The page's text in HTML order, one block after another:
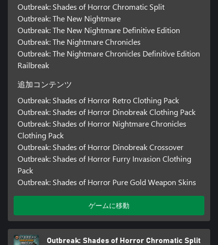
Outbreak: Shades of Horror Chromatic Split
Outbreak: The New Nightmare
Outbreak: The New Nightmare Definitive Edition
Outbreak: The Nightmare Chronicles
Outbreak: The Nightmare Chronicles Definitive Edition
Railbreak
追加コンテンツ
Outbreak: Shades of Horror Retro Clothing Pack
Outbreak: Shades of Horror Dinobreak Clothing Pack
Outbreak: Shades of Horror Nightmare Chronicles
Clothing Pack
Outbreak: Shades of Horror Dinobreak Crossover
Outbreak: Shades of Horror Furry Invasion Clothing
Pack
Outbreak: Shades of Horror Pure Gold Weapon Skins
ゲームに移動
Outbreak: Shades of Horror Chromatic Split